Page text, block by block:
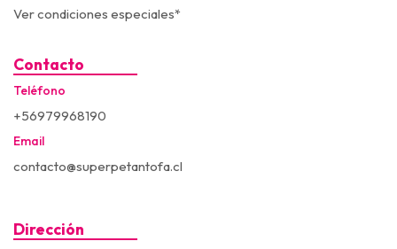
Ver condiciones especiales*
Contacto
Teléfono
+56979968190
Email
contacto@superpetantofa.cl
Dirección